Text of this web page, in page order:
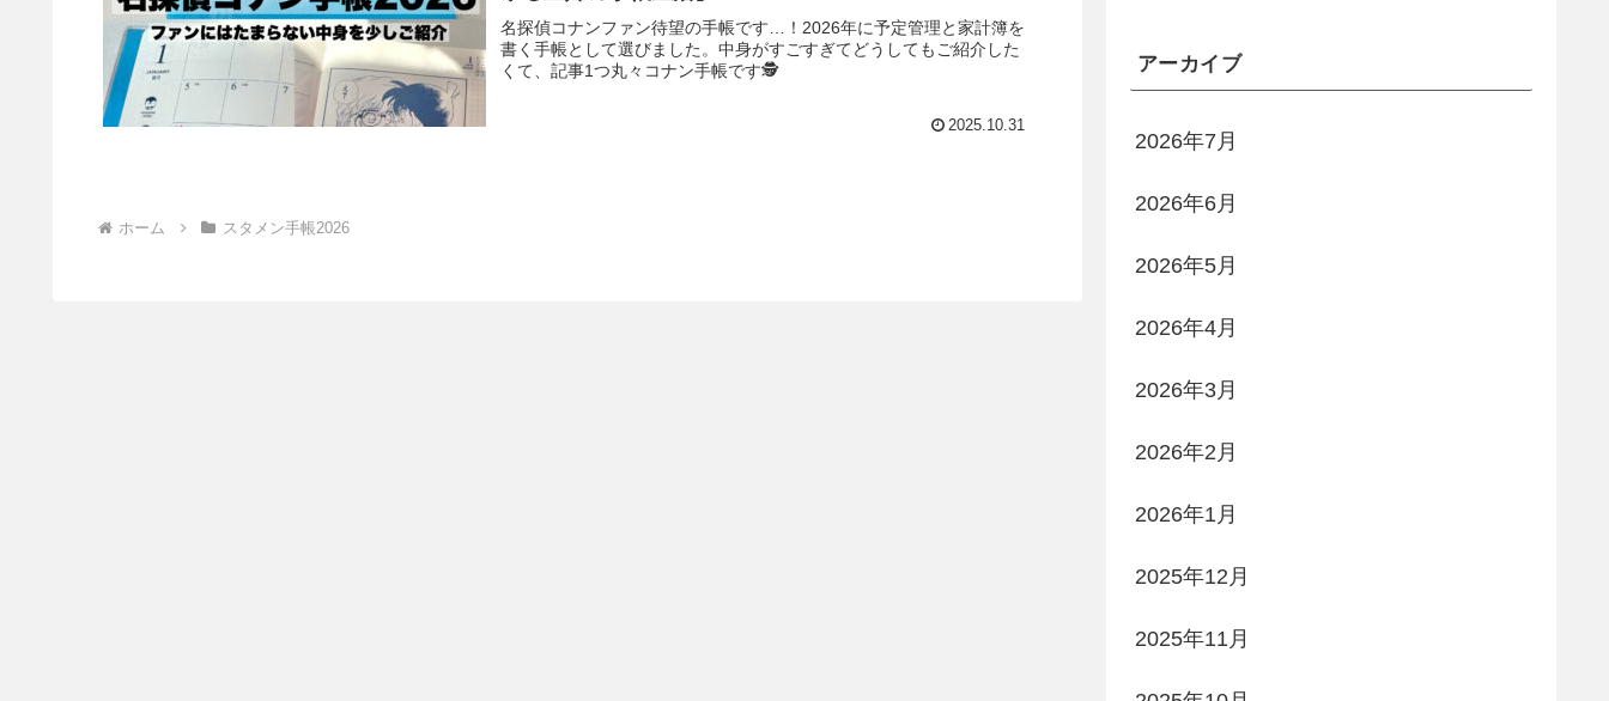
名探偵コナンファン待望の手帳です…！2026年に予定管理と家計簿を
書く手帳として選びました。中身がすごすぎてどうしてもご紹介した
くて、記事1つ丸々コナン手帳です🕵
2025.10.31
ホーム スタメン手帳2026
アーカイブ
2026年7月
2026年6月
2026年5月
2026年4月
2026年3月
2026年2月
2026年1月
2025年12月
2025年11月